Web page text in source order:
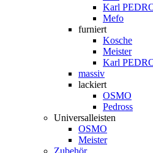
Karl
Mefo
furniert
Kosche
Meister
Karl
massiv
lackiert
OSMO
Pedross
Universalleisten
OSMO
Meister
Zubehör